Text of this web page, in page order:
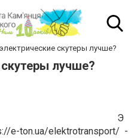
скутеры лучше?
лучше?
Э
e-ton.ua/elektrotransport/ -